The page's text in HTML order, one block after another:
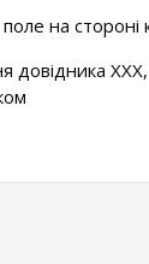
на стороні
довідника